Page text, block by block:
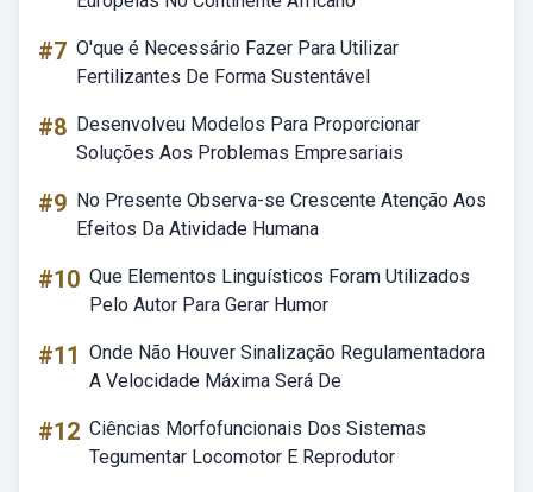
#7 O'que é Necessário Fazer Para Utilizar
Fertilizantes De Forma Sustentável
#8 Desenvolveu Modelos Para Proporcionar
Soluções Aos Problemas Empresariais
#9 No Presente Observa-se Crescente Atenção Aos
Efeitos Da Atividade Humana
#10 Que Elementos Linguísticos Foram Utilizados
Pelo Autor Para Gerar Humor
#11 Onde Não Houver Sinalização Regulamentadora
A Velocidade Máxima Será De
#12 Ciências Morfofuncionais Dos Sistemas
Tegumentar Locomotor E Reprodutor